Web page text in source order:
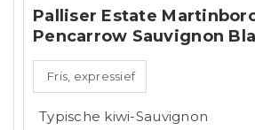
Palliser Estate
Pencarrow Sauvignon
Fris, expressief
Typische kiwi-Sauvignon